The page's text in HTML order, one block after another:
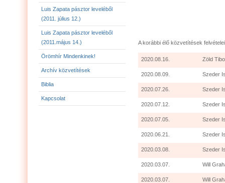
Luis Zapata pásztor leveléből
(2011. július 12.)
Luis Zapata pásztor leveléből
(2011.május 14.)
Örömhír Mindenkinek!
Archív közvetítések
Biblia
Kapcsolat
A korábbi élő közvetítések
2020.08.16. Zöld
2020.08.09. Szeder
2020.07.26. Szeder
2020.07.12. Szeder
2020.07.05. Szeder
2020.06.21. Szeder
2020.03.08. Szeder
2020.03.07. Will
2020.03.07. Will